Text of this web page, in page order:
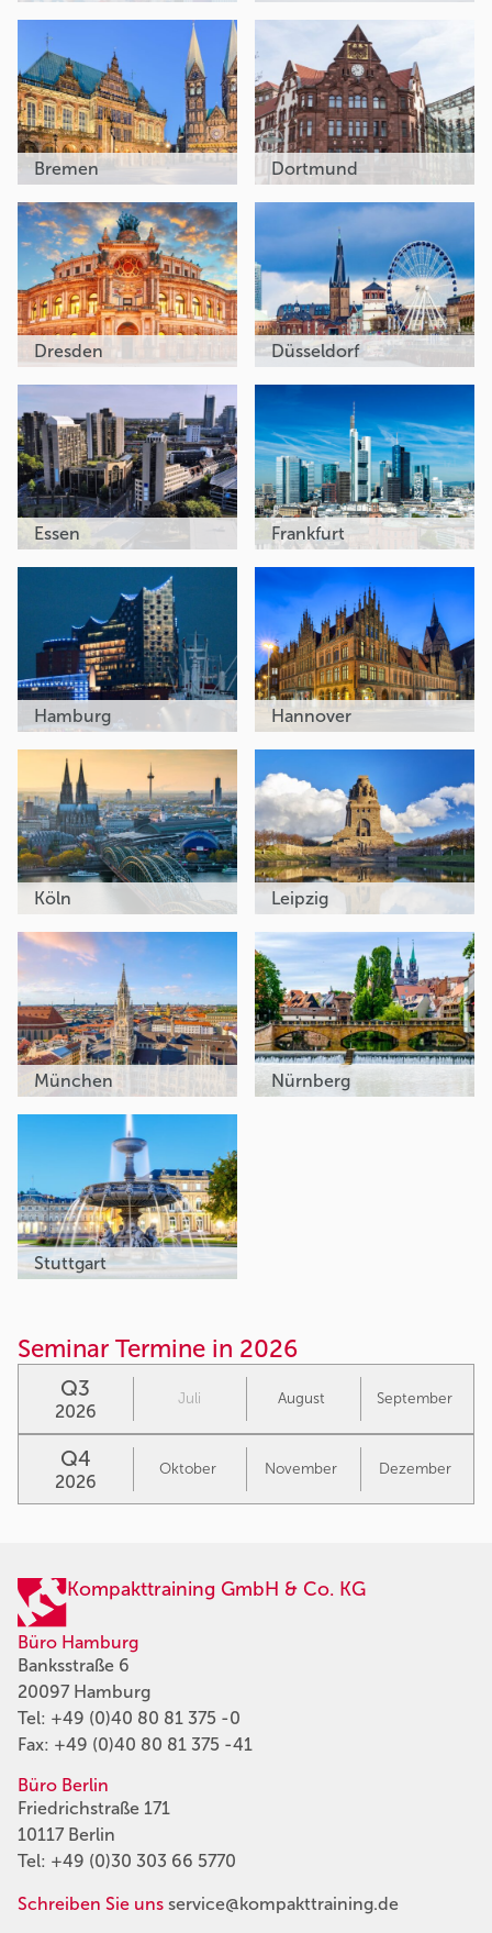
Bremen Dortmund
Dresden Düsseldorf
Essen Frankfurt
Hamburg Hannover
Köln Leipzig
München Nürnberg
Stuttgart
Seminar Termine in 2026
Q3
2026
Juli August September
Q4
2026
Oktober November Dezember
Kompakttraining GmbH & Co. KG
Büro Hamburg
Banksstraße 6
20097 Hamburg
Tel: +49 (0)40 80 81 375 -0
Fax: +49 (0)40 80 81 375 -41
Büro Berlin
Friedrichstraße 171
10117 Berlin
Tel: +49 (0)30 303 66 5770
Schreiben Sie uns service@kompakttraining.de